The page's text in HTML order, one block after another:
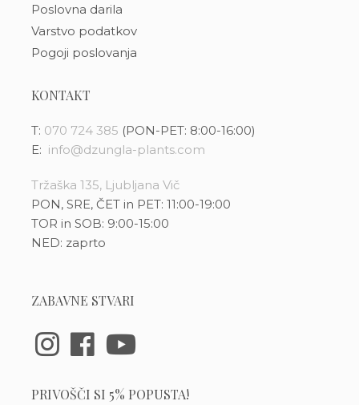
Poslovna darila
Varstvo podatkov
Pogoji poslovanja
KONTAKT
T: 070 724 385 (PON-PET: 8:00-16:00)
E: info@dzungla-plants.com
Tržaška 135, Ljubljana Vič
PON, SRE, ČET in PET: 11:00-19:00
TOR in SOB: 9:00-15:00
NED: zaprto
ZABAVNE STVARI
PRIVOŠČI SI 5% POPUSTA!